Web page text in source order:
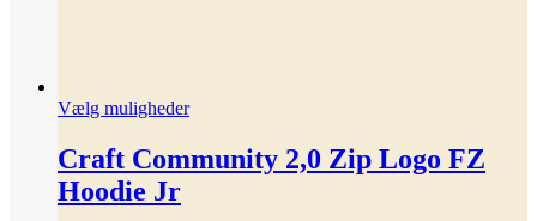
Vælg mulighederDette
flere
Craft Community 2,0 Zip Logo FZ
Hoodie Jr